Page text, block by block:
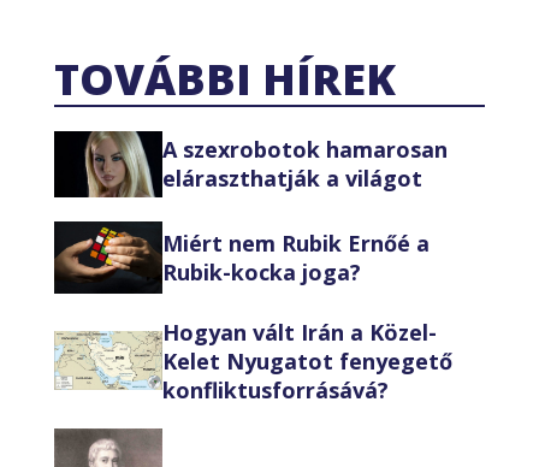
TOVÁBBI HÍREK
A szexrobotok hamarosan
eláraszthatják a világot
Miért nem Rubik Ernőé a
Rubik-kocka joga?
Hogyan vált Irán a Közel-
Kelet Nyugatot fenyegető
konfliktusforrásává?